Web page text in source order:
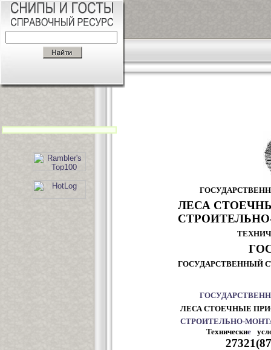
ЛЕСА
ГОСУДАРСТВЕННЫЙ
ГОСУДАРСТВЕНН
ЛЕСА СТОЕЧНЫЕ
СТРОИТЕЛЬНО-
Технические
27321(87